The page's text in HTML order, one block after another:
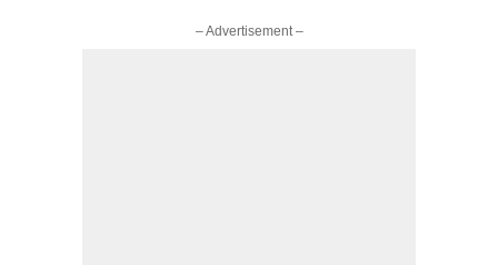
– Advertisement –